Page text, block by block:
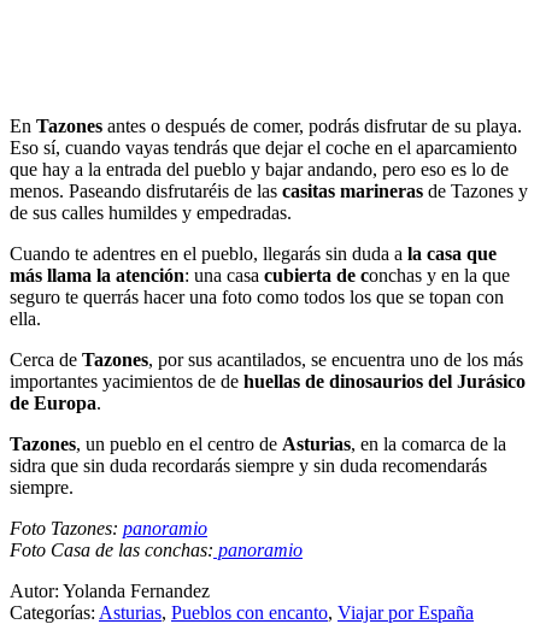
En Tazones antes o después de comer, podrás disfrutar de su playa.
Eso sí, cuando vayas tendrás que dejar el coche en el aparcamiento
que hay a la entrada del pueblo y bajar andando, pero eso es lo de
menos. Paseando disfrutaréis de las casitas marineras de Tazones y
de sus calles humildes y empedradas.
Cuando te adentres en el pueblo, llegarás sin duda a la casa que
más llama la atención: una casa cubierta de conchas y en la que
seguro te querrás hacer una foto como todos los que se topan con
ella.
Cerca de Tazones, por sus acantilados, se encuentra uno de los más
importantes yacimientos de de huellas de dinosaurios del Jurásico
de Europa.
Tazones, un pueblo en el centro de Asturias, en la comarca de la
sidra que sin duda recordarás siempre y sin duda recomendarás
siempre.
Foto Tazones: panoramio
Foto Casa de las conchas: panoramio
Autor: Yolanda Fernandez
Categorías: Asturias, Pueblos con encanto, Viajar por España